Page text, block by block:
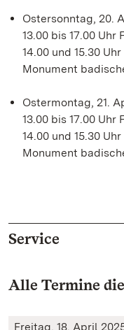
Ostersonntag, 20.
13.00 bis 17.00 Uhr
14.00 und 15.30
Monument
Ostermontag, 21.
13.00 bis 17.00 Uhr
14.00 und 15.30
Monument
Service
Alle Termine
Freitag, 18. April